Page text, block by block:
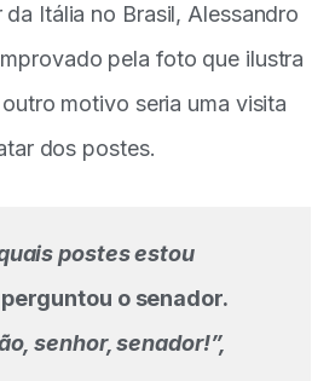
Itália no Brasil, Alessandro
pela foto que ilustra
motivo seria uma visita
dos postes.
postes estou
o senador.
senhor, senador!”,